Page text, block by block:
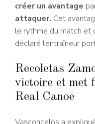
créer un avantage
attaquer. Cet
le rythme du match et
déclaré l’entraîneur
Recoletas
victoire et met
Real Canoe